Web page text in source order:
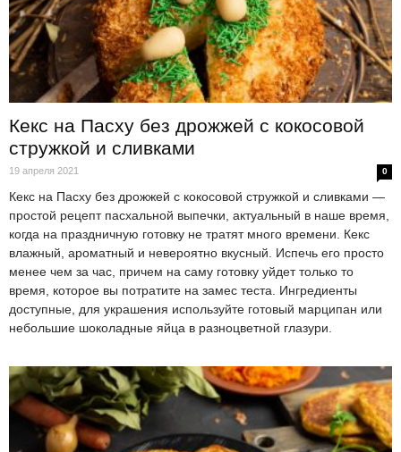
Кекс на Пасху без дрожжей с кокосовой
стружкой и сливками
19 апреля 2021 0
Кекс на Пасху без дрожжей с кокосовой стружкой и сливками —
простой рецепт пасхальной выпечки, актуальный в наше время,
когда на праздничную готовку не тратят много времени. Кекс
влажный, ароматный и невероятно вкусный. Испечь его просто
менее чем за час, причем на саму готовку уйдет только то
время, которое вы потратите на замес теста. Ингредиенты
доступные, для украшения используйте готовый марципан или
небольшие шоколадные яйца в разноцветной глазури.